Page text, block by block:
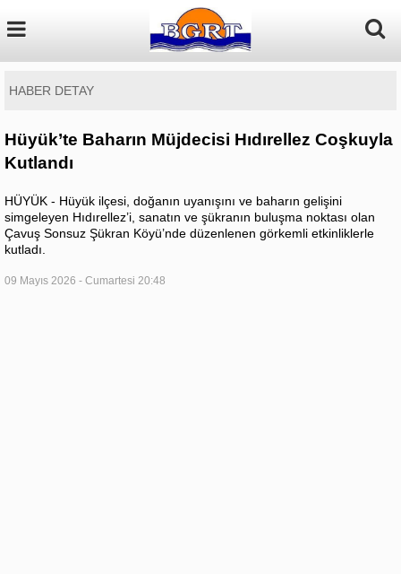
HABER DETAY
Hüyük’te Baharın Müjdecisi Hıdırellez Coşkuyla
Kutlandı
HÜYÜK - Hüyük ilçesi, doğanın uyanışını ve baharın gelişini
simgeleyen Hıdırellez’i, sanatın ve şükranın buluşma noktası olan
Çavuş Sonsuz Şükran Köyü’nde düzenlenen görkemli etkinliklerle
kutladı.
09 Mayıs 2026 - Cumartesi 20:48